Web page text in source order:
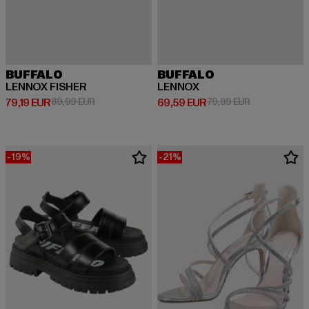
BUFFALO
LENNOX FISHER
79,19 EUR
Derzeitiger Preis: 79,19 EUR
89,99 EURAktionspreis: 89,99 EUR
BUFFALO
LENNOX
69,59 EUR
Derzeitiger Preis: 69,59 EUR
79,99 EURAktionspreis:
-19% -21%